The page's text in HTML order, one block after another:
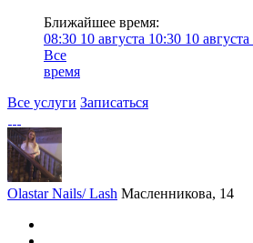
Ближайшее время:
08:30 10 августа 10:30 10 августа
Все
время
Все услуги Записаться
Olastar Nails/ Lash Масленникова, 14